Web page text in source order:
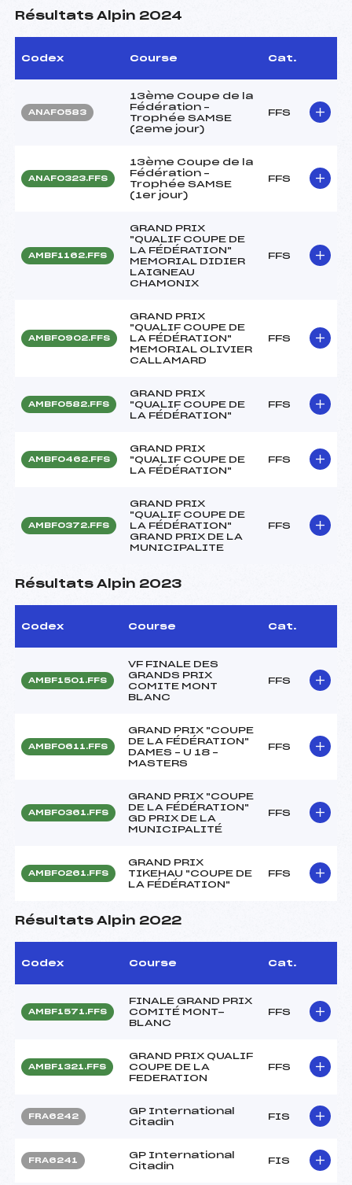
Résultats Alpin 2024
Codex Course Cat.
ANAF0583
13ème Coupe de la
Fédération –
Trophée SAMSE
(2eme jour)
FFS
ANAF0323.FFS
13ème Coupe de la
Fédération –
Trophée SAMSE
(1er jour)
FFS
AMBF1162.FFS
GRAND PRIX
"QUALIF COUPE DE
LA FÉDÉRATION"
MEMORIAL DIDIER
LAIGNEAU
CHAMONIX
FFS
AMBF0902.FFS
GRAND PRIX
"QUALIF COUPE DE
LA FÉDÉRATION"
MEMORIAL OLIVIER
CALLAMARD
FFS
AMBF0582.FFS
GRAND PRIX
"QUALIF COUPE DE
LA FÉDÉRATION"
FFS
AMBF0462.FFS
GRAND PRIX
"QUALIF COUPE DE
LA FÉDÉRATION"
FFS
AMBF0372.FFS
GRAND PRIX
"QUALIF COUPE DE
LA FÉDÉRATION"
GRAND PRIX DE LA
MUNICIPALITE
FFS
Résultats Alpin 2023
Codex Course Cat.
AMBF1501.FFS
VF FINALE DES
GRANDS PRIX
COMITE MONT
BLANC
FFS
AMBF0611.FFS
GRAND PRIX "COUPE
DE LA FÉDÉRATION"
DAMES – U 18 –
MASTERS
FFS
AMBF0361.FFS
GRAND PRIX "COUPE
DE LA FÉDÉRATION"
GD PRIX DE LA
MUNICIPALITÉ
FFS
AMBF0261.FFS
GRAND PRIX
TIKEHAU "COUPE DE
LA FÉDÉRATION"
FFS
Résultats Alpin 2022
Codex Course Cat.
AMBF1571.FFS
FINALE GRAND PRIX
COMITÉ MONT-
BLANC
FFS
AMBF1321.FFS
GRAND PRIX QUALIF
COUPE DE LA
FEDERATION
FFS
FRA6242
GP International
Citadin
FIS
FRA6241
GP International
Citadin
FIS